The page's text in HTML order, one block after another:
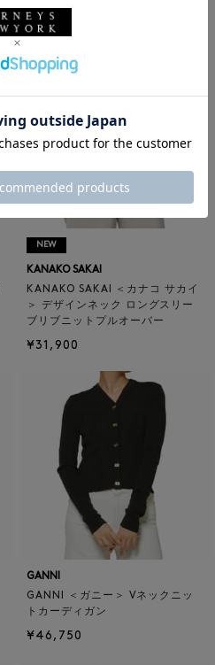
¥221,100
NEW
KANAKO SAKAI
KANAKO SAKAI ＜カナコ サカイ
＞ デザインネック ロングスリー
ブリブニットプルオーバー
¥31,900
GANNI
GANNI ＜ガニー＞ Vネックニッ
トカーディガン
¥46,750